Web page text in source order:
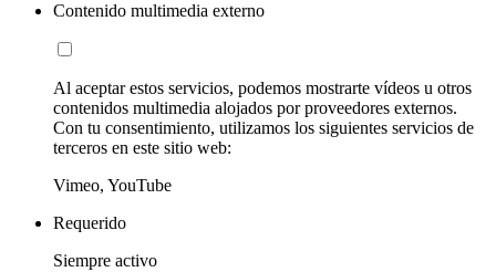
Contenido multimedia externo
Al aceptar estos servicios, podemos mostrarte vídeos u otros
contenidos multimedia alojados por proveedores externos.
Con tu consentimiento, utilizamos los siguientes servicios de
terceros en este sitio web:
Vimeo, YouTube
Requerido
Siempre activo